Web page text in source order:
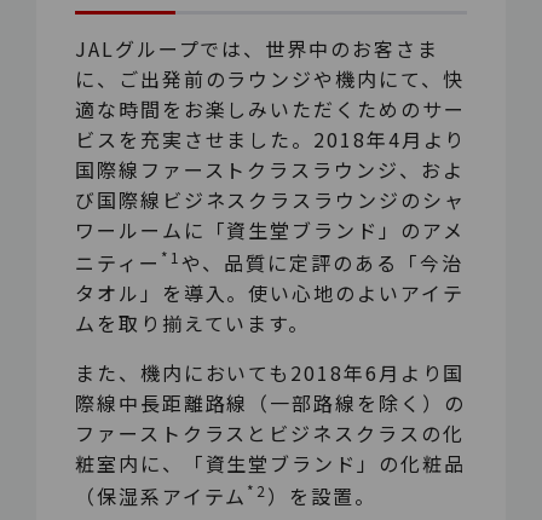
JALグループでは、世界中のお客さま
に、ご出発前のラウンジや機内にて、快
適な時間をお楽しみいただくためのサー
ビスを充実させました。2018年4月より
国際線ファーストクラスラウンジ、およ
び国際線ビジネスクラスラウンジのシャ
ワールームに「資生堂ブランド」のアメ
ニティー *1 や、品質に定評のある「今治
タオル」を導入。使い心地のよいアイテ
ムを取り揃えています。
また、機内においても2018年6月より国
際線中長距離路線（一部路線を除く）の
ファーストクラスとビジネスクラスの化
粧室内に、「資生堂ブランド」の化粧品
（保湿系アイテム *2 ）を設置。